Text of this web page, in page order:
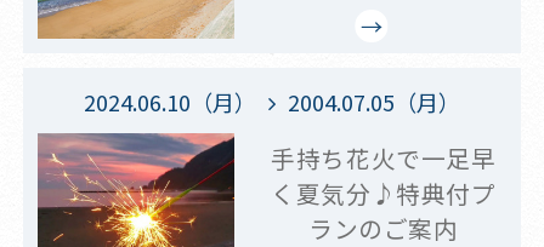
2024.06.10（月） 2004.07.05（月）
手持ち花火で一足早
く夏気分♪特典付プ
ランのご案内